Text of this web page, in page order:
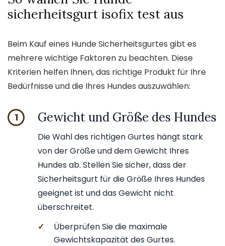
sicherheitsgurt isofix test aus
Beim Kauf eines Hunde Sicherheitsgurtes gibt es
mehrere wichtige Faktoren zu beachten. Diese
Kriterien helfen Ihnen, das richtige Produkt für Ihre
Bedürfnisse und die Ihres Hundes auszuwählen:
1 Gewicht und Größe des Hundes
Die Wahl des richtigen Gurtes hängt stark
von der Größe und dem Gewicht Ihres
Hundes ab. Stellen Sie sicher, dass der
Sicherheitsgurt für die Größe Ihres Hundes
geeignet ist und das Gewicht nicht
überschreitet.
✓
Überprüfen Sie die maximale
Gewichtskapazität des Gurtes.